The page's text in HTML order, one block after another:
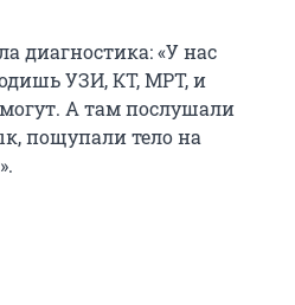
диагностика: «У нас
УЗИ, КТ, МРТ, и
А там послушали
пощупали тело на